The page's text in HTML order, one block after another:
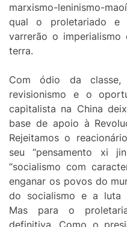
marxismo-leninismo-
qual o proletariado e
varrerão o
terra.
Com ódio da classe,
revisionismo e o
capitalista na China
base de apoio à
Rejeitamos o
seu “pensamento xi
“socialismo com
enganar os povos do
do socialismo e a luta
Mas para o